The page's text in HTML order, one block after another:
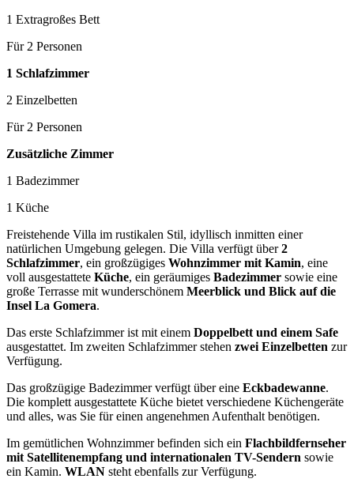
1 Extragroßes Bett
Für 2 Personen
1 Schlafzimmer
2 Einzelbetten
Für 2 Personen
Zusätzliche Zimmer
1 Badezimmer
1 Küche
Freistehende Villa im rustikalen Stil, idyllisch inmitten einer
natürlichen Umgebung gelegen. Die Villa verfügt über2
Schlafzimmer, ein großzügiges Wohnzimmer mit Kamin, eine
voll ausgestattete Küche, ein geräumiges Badezimmer sowie eine
große Terrasse mit wunderschönem Meerblick und Blick auf die
Insel La Gomera.
Das erste Schlafzimmer ist mit einem Doppelbett und einem Safe
ausgestattet. Im zweiten Schlafzimmer stehen zwei Einzelbetten zur
Verfügung.
Das großzügige Badezimmer verfügt über eine Eckbadewanne.
Die komplett ausgestattete Küche bietet verschiedene Küchengeräte
und alles, was Sie für einen angenehmen Aufenthalt benötigen.
Im gemütlichen Wohnzimmer befinden sich ein Flachbildfernseher
mit Satellitenempfang und internationalen TV-Sendern sowie
ein Kamin. WLAN steht ebenfalls zur Verfügung.